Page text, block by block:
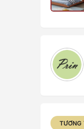
SảnTƯƠNG